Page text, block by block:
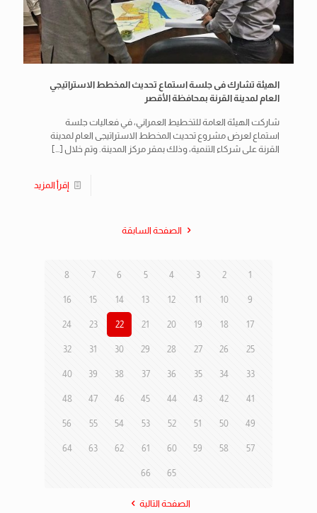
الهيئة تشارك فى جلسة استماع تحديث المخطط الاستراتيجي
العام لمدينة القرنة بمحافظة الأقصر
شاركت الهيئة العامة للتخطيط العمراني، في فعاليات جلسة
استماع لعرض مشروع تحديث المخطط الاستراتيجى العام لمدينة
القرنة على شركاء التنمية، وذلك بمقر مركز المدينة. وتم خلال […]
إقرأ المزيد
الصفحة السابقة
1
2
3
4
5
6
7
8
9
10
11
12
13
14
15
16
17
18
19
20
21
22
23
24
25
26
27
28
29
30
31
32
33
34
35
36
37
38
39
40
41
42
43
44
45
46
47
48
49
50
51
52
53
54
55
56
57
58
59
60
61
62
63
64
65
66
الصفحة التالية